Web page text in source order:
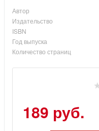
Автор
Издательство
ISBN
Год выпуска
Количество страниц
189 руб.